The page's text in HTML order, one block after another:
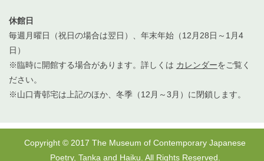
休館日
毎週月曜日（祝日の場合は翌日）、年末年始（12月28日～1月4
日）
※臨時に開館する場合があります。詳しくは カレンダーをご覧く
ださい。
※山口青邨宅は上記のほか、冬季（12月～3月）に閉鎖します。
Copyright © 2017 The Museum of Contemporary Japanese
Poetry, Tanka and Haiku. All Rights Reserved.